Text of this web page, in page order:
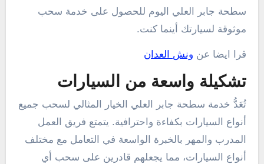
سطحة جابر العلي اليوم للحصول على خدمة سحب
موثوقة لسيارتك أينما كنت.
قرا ايضا عن ونش العدان
تشكيلة واسعة من السيارات
تُعَدُّ خدمة سطحة جابر العلي الخيار المثالي لسحب جميع
أنواع السيارات بكفاءة واحترافية. يتمتع فريق العمل
المدرب والمهر بالخبرة الواسعة في التعامل مع مختلف
أنواع السيارات، مما يجعلهم قادرين على سحب أي